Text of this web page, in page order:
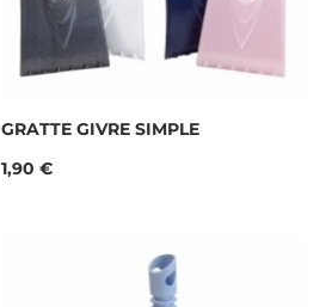
GRATTE GIVRE SIMPLE
Prix
1,90 €